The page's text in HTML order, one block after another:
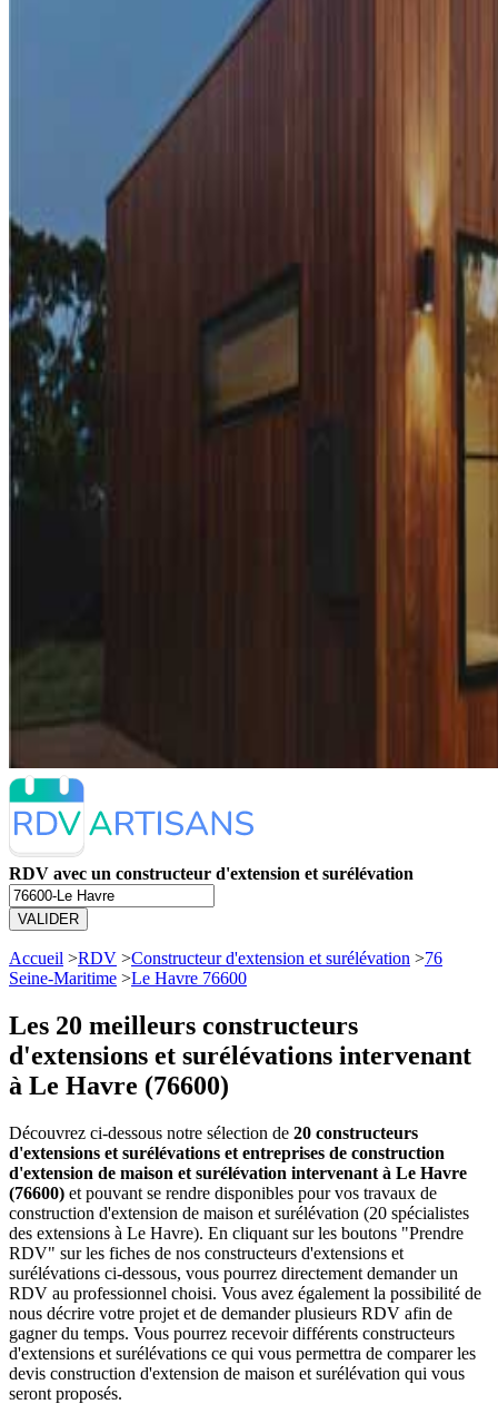
RDV avec un constructeur d'extension et surélévation
VALIDER
Accueil >RDV >Constructeur d'extension et surélévation >76
Seine-Maritime >Le Havre 76600
Les 20 meilleurs constructeurs
d'extensions et surélévations intervenant
à Le Havre (76600)
Découvrez ci-dessous notre sélection de 20 constructeurs
d'extensions et surélévations et entreprises de construction
d'extension de maison et surélévation intervenant à Le Havre
(76600) et pouvant se rendre disponibles pour vos travaux de
construction d'extension de maison et surélévation (20 spécialistes
des extensions à Le Havre). En cliquant sur les boutons "Prendre
RDV" sur les fiches de nos constructeurs d'extensions et
surélévations ci-dessous, vous pourrez directement demander un
RDV au professionnel choisi. Vous avez également la possibilité de
nous décrire votre projet et de demander plusieurs RDV afin de
gagner du temps. Vous pourrez recevoir différents constructeurs
d'extensions et surélévations ce qui vous permettra de comparer les
devis construction d'extension de maison et surélévation qui vous
seront proposés.